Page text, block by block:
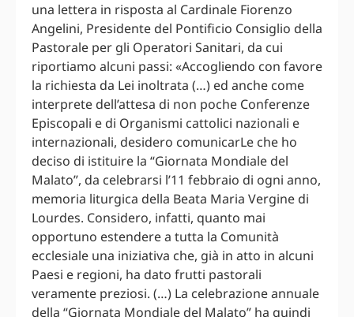
una lettera in risposta al Cardinale Fiorenzo
Angelini, Presidente del Pontificio Consiglio della
Pastorale per gli Operatori Sanitari, da cui
riportiamo alcuni passi: «Accogliendo con favore
la richiesta da Lei inoltrata (…) ed anche come
interprete dell’attesa di non poche Conferenze
Episcopali e di Organismi cattolici nazionali e
internazionali, desidero comunicarLe che ho
deciso di istituire la “Giornata Mondiale del
Malato”, da celebrarsi l’11 febbraio di ogni anno,
memoria liturgica della Beata Maria Vergine di
Lourdes. Considero, infatti, quanto mai
opportuno estendere a tutta la Comunità
ecclesiale una iniziativa che, già in atto in alcuni
Paesi e regioni, ha dato frutti pastorali
veramente preziosi. (…) La celebrazione annuale
della “Giornata Mondiale del Malato” ha quindi